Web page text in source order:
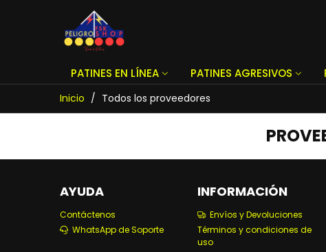
PATINES EN LÍNEA PATINES AGRESIVOS
Inicio / Todos los proveedores
AYUDA
Contáctenos
WhatsApp de Soporte
INFORMACIÓN
Envíos y Devoluciones
Términos y condiciones de
uso